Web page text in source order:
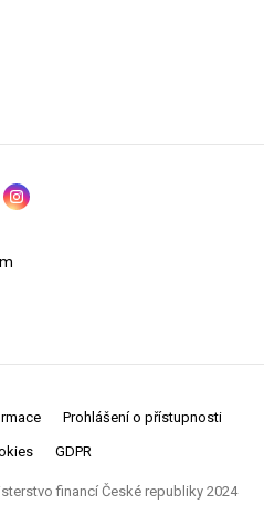
Prohlášení o přístupnosti
GDPR
financí České republiky 2024